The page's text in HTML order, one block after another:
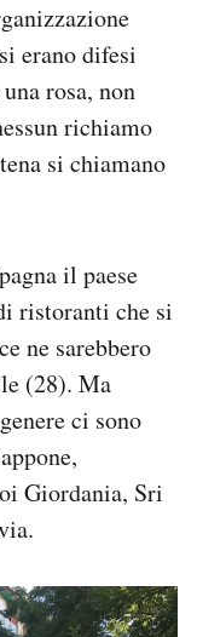
erano difesi
rosa, non
richiamo
si chiamano
il paese
ristoranti che si
ne sarebbero
(28). Ma
ci sono
Giordania, Sri